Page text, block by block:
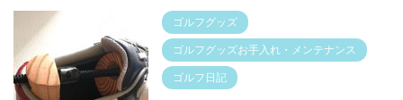
ゴルフグッズ
ゴルフグッズお手入れ・メンテナンス
ゴルフ日記